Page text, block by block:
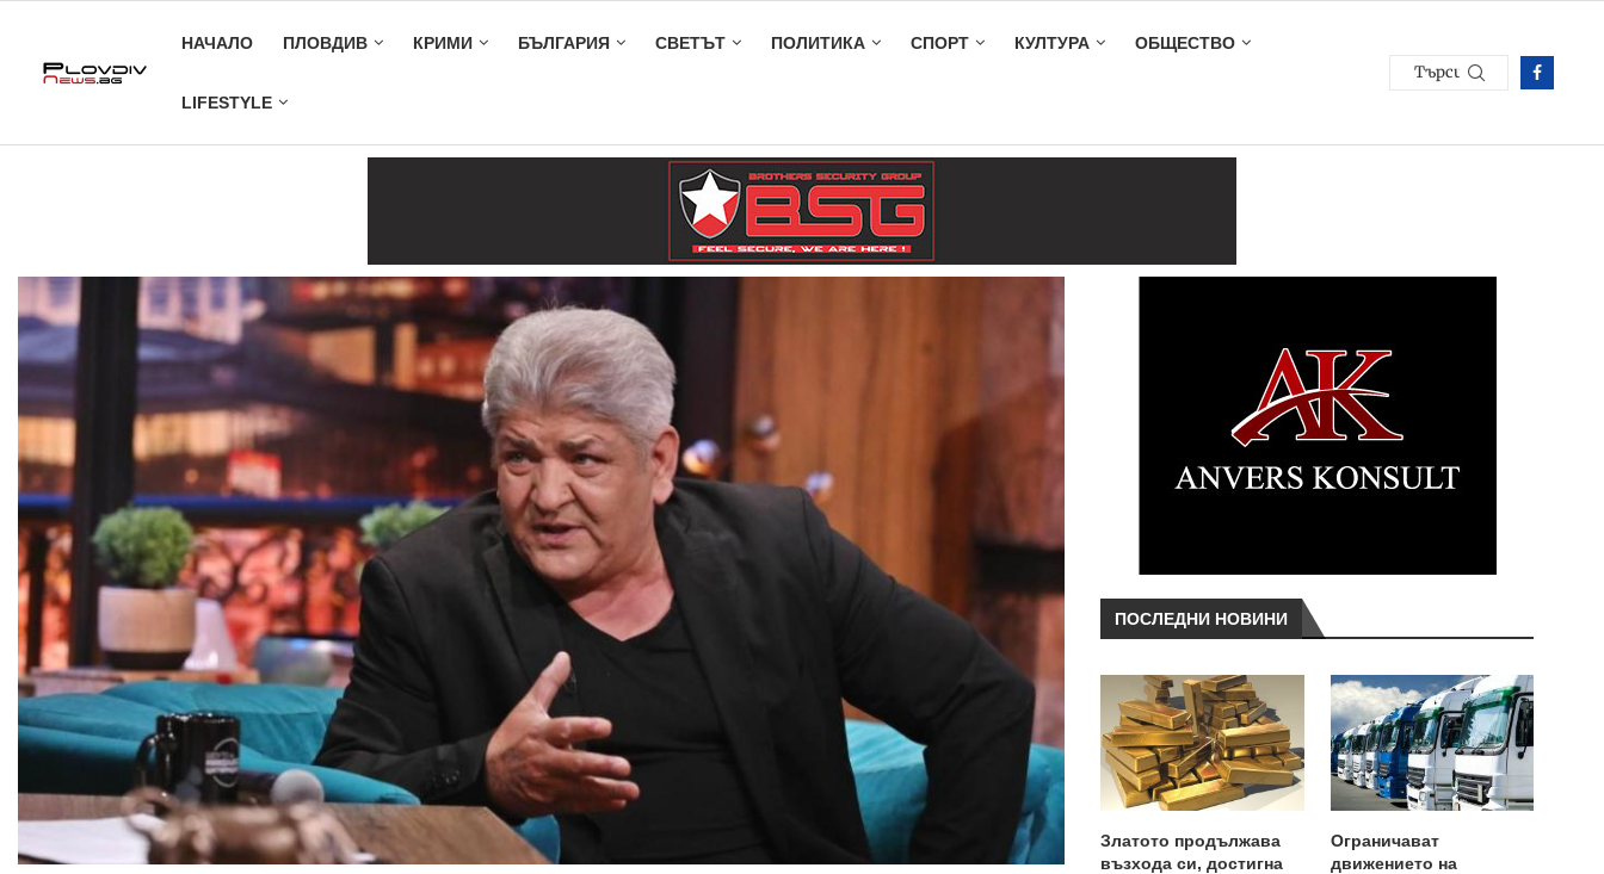
НАЧАЛО ПЛОВДИВ КРИМИ БЪЛГАРИЯ СВЕТЪТ ПОЛИТИКА СПОРТ КУЛТУРА ОБЩЕСТВО
LIFESTYLE
ПОСЛЕДНИ НОВИНИ
Златото продължава
възхода си, достигна
Ограничават
движението на